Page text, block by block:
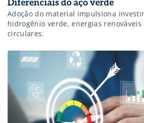
Diferenciais do aço verde
Adoção do material impulsiona
hidrogênio verde, energias renováveis
circulares.